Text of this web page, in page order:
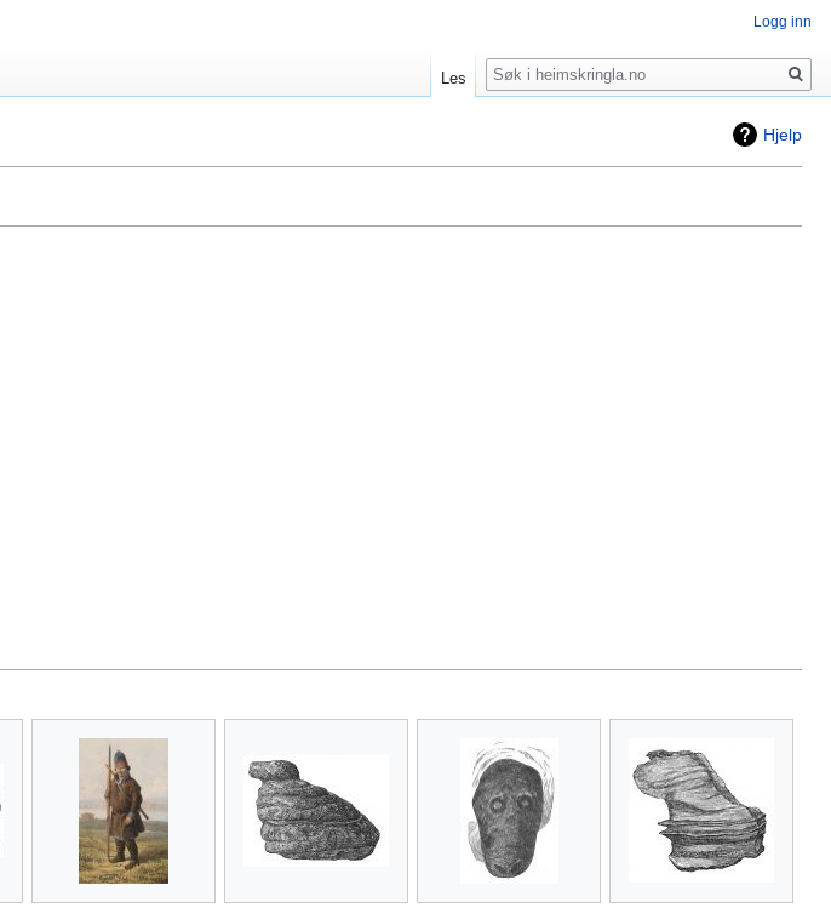
Hjelp
Logg inn
Les
Søk